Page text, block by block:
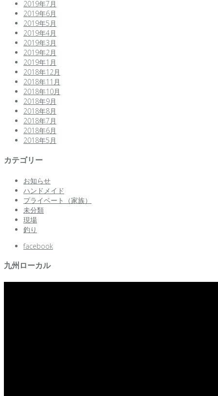
2019年7月
2019年6月
2019年5月
2019年4月
2019年3月
2019年2月
2019年1月
2018年12月
2018年11月
2018年10月
2018年9月
2018年8月
2018年7月
2018年6月
2018年5月
カテゴリー
お知らせ
ハンドメイド
プライベート（家族）
未分類
現場
釣り
facebook
九州ローカル